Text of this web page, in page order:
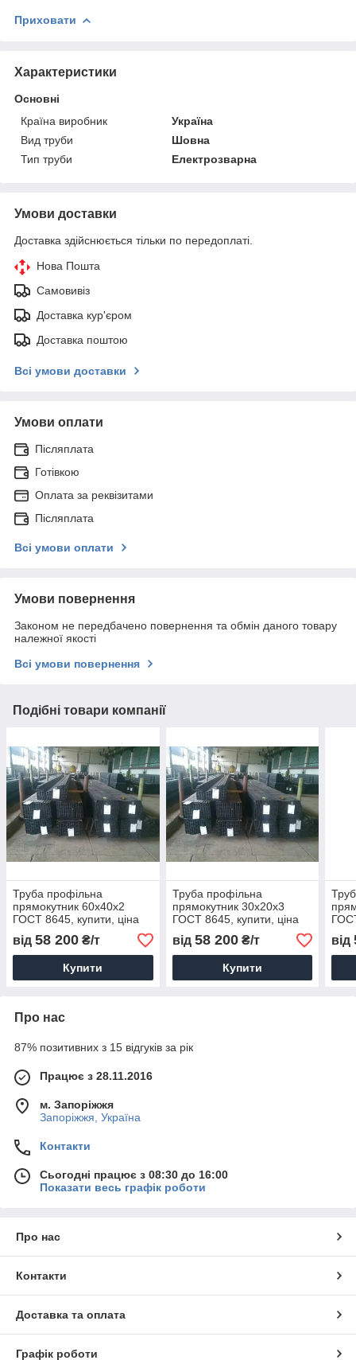
Приховати
Характеристики
Основні
Країна виробник
Україна
Вид труби
Шовна
Тип труби
Електрозварна
Умови доставки
Доставка здійснюється тільки по передоплаті.
Нова Пошта
Самовивіз
Доставка кур'єром
Доставка поштою
Всі умови доставки
Умови оплати
Післяплата
Готівкою
Оплата за реквізитами
Післяплата
Всі умови оплати
Умови повернення
Законом не передбачено повернення та обмін даного товару
належної якості
Всі умови повернення
Подібні товари компанії
Труба профільна
прямокутник 60х40х2
ГОСТ 8645, купити, ціна
від 58 200 ₴/т
Купити
Труба профільна
прямокутник 30х20х3
ГОСТ 8645, купити, ціна
від 58 200₴/т
Купити
від
Про нас
87% позитивних з 15 відгуків за рік
Працює з 28.11.2016
м. Запоріжжя
Запоріжжя, Україна
Контакти
Сьогодні працює з 08:30 до 16:00
Показати весь графік роботи
Про нас
Контакти
Доставка та оплата
Графік роботи